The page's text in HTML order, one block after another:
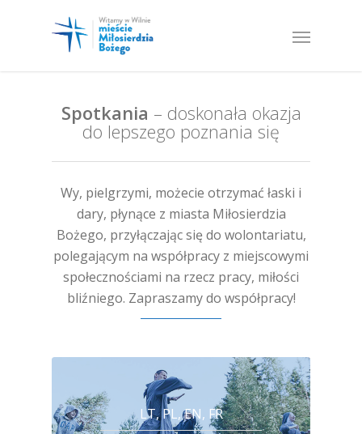
Spotkania – doskonała okazja
do lepszego poznania się
Wy, pielgrzymi, możecie otrzymać łaski i
dary, płynące z miasta Miłosierdzia
Bożego, przyłączając się do wolontariatu,
polegającym na współpracy z miejscowymi
społecznościami na rzecz pracy, miłości
bliźniego. Zapraszamy do współpracy!
LT, PL, EN, FR